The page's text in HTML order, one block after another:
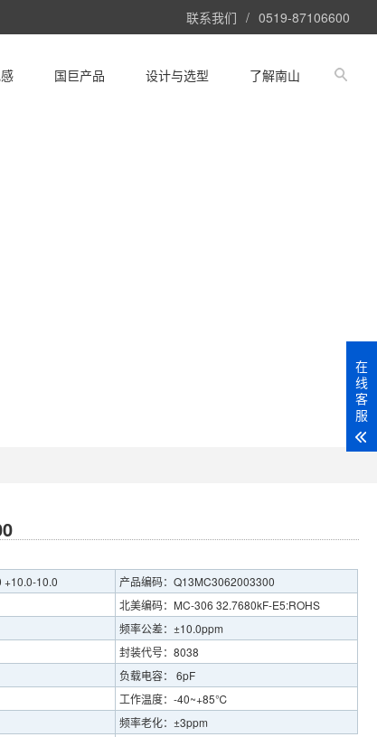
联系我们 / 0519-87106600
国巨产品 设计与选型 了解南山
+10.0-10.0
产品编码：Q13MC3062003300
北美编码：MC-306 32.7680kF-E5:ROHS
频率公差：±10.0ppm
封装代号：8038
负载电容： 6pF
工作温度：-40~+85℃
频率老化：±3ppm
在
线
客
服